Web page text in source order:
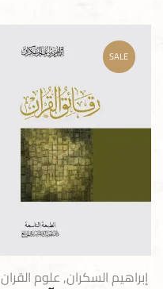
SALE
إبراهيم السكران,علوم القران